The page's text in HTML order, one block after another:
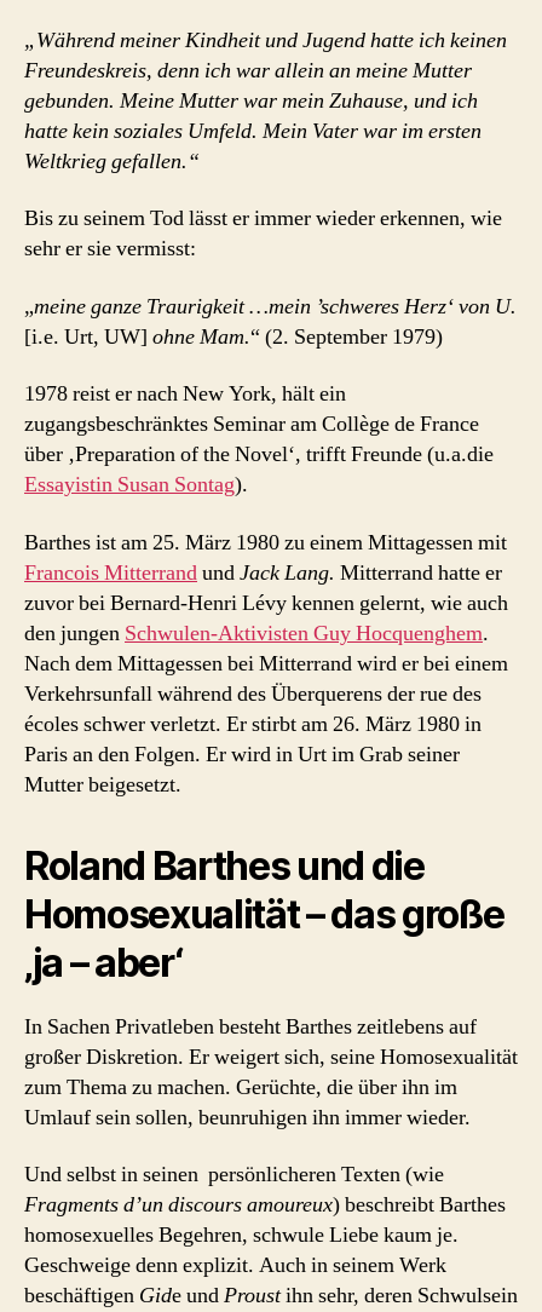
„Während meiner Kindheit und Jugend hatte ich keinen
Freundeskreis, denn ich war allein an meine Mutter
gebunden. Meine Mutter war mein Zuhause, und ich
hatte kein soziales Umfeld. Mein Vater war im ersten
Weltkrieg gefallen.“
Bis zu seinem Tod lässt er immer wieder erkennen, wie
sehr er sie vermisst:
„meine ganze Traurigkeit …mein ’schweres Herz‘ von U.
[i.e. Urt, UW] ohne Mam.“ (2. September 1979)
1978 reist er nach New York, hält ein
zugangsbeschränktes Seminar am Collège de France
über ‚Preparation of the Novel‘, trifft Freunde (u.a.die
Essayistin Susan Sontag).
Barthes ist am 25. März 1980 zu einem Mittagessen mit
Francois MitterrandundJack Lang. Mitterrand hatte er
zuvor bei Bernard-Henri Lévy kennen gelernt, wie auch
den jungen Schwulen-Aktivisten Guy Hocquenghem.
Nach dem Mittagessen bei Mitterrand wird er bei einem
Verkehrsunfall während des Überquerens der rue des
écoles schwer verletzt. Er stirbt am 26. März 1980 in
Paris an den Folgen. Er wird in Urt im Grab seiner
Mutter beigesetzt.
Roland Barthes und die
Homosexualität – das große
‚ja – aber‘
In Sachen Privatleben besteht Barthes zeitlebens auf
großer Diskretion. Er weigert sich, seine Homosexualität
zum Thema zu machen. Gerüchte, die über ihn im
Umlauf sein sollen, beunruhigen ihn immer wieder.
Und selbst in seinen persönlicheren Texten (wie
Fragments d’un discours amoureux) beschreibt Barthes
homosexuelles Begehren, schwule Liebe kaum je.
Geschweige denn explizit. Auch in seinem Werk
beschäftigen Gide undProustihn sehr, deren Schwulsein